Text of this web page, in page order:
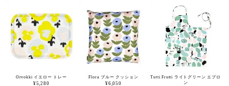
Orvokki イエロー トレー
¥5,280
Flora ブルー クッション
¥6,050
Tutti Frutti ライトグリーン エプロ
ン